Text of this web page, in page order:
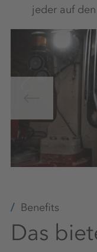
jeder auf
Benefits
Das